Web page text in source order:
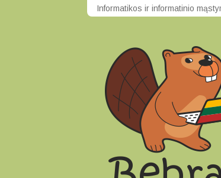
Informatikos ir informatinio